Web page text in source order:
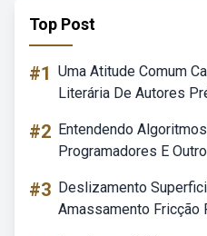
Top Post
#1 Uma Atitude Comum
Literária De Autores
#2 Entendendo
Programadores E
#3 Deslizamento
Amassamento Fricção